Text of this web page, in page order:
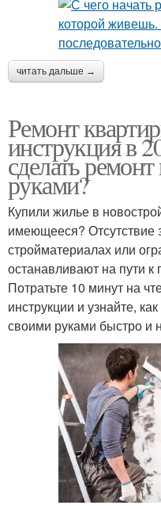
читать дальше →
Ремонт
инструкция в
сделать
руками?
Купили жилье в
имеющееся? Отсутствие
стройматериалах или
останавливают на пути
Потратьте 10 минут на
инструкции и узнайте,
своими руками быстро и